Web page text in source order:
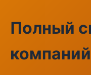
Полный
компаний